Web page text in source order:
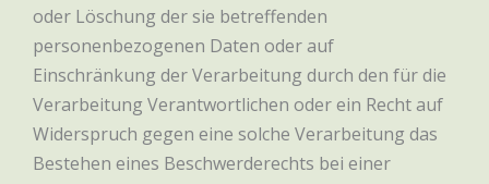
oder Löschung der sie betreffenden
personenbezogenen Daten oder auf
Einschränkung der Verarbeitung durch den für die
Verarbeitung Verantwortlichen oder ein Recht auf
Widerspruch gegen eine solche Verarbeitung das
Bestehen eines Beschwerderechts bei einer